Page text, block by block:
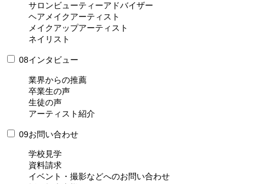
サロンビューティーアドバイザー
ヘアメイクアーティスト
メイクアップアーティスト
ネイリスト
08インタビュー
業界からの推薦
卒業生の声
生徒の声
アーティスト紹介
09お問い合わせ
学校見学
資料請求
イベント・撮影などへのお問い合わせ